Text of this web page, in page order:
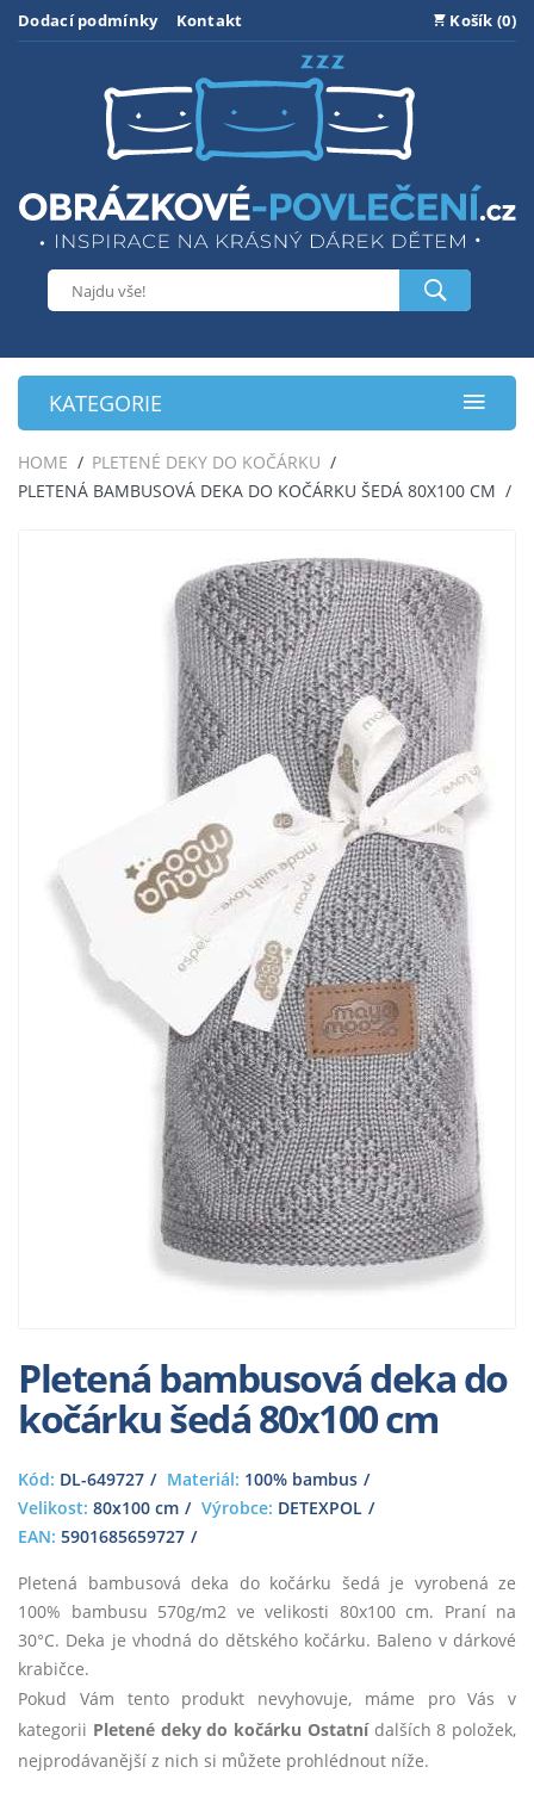
Dodací podmínky Kontakt Košík (0)
KATEGORIE
HOME
PLETENÉ DEKY DO KOČÁRKU
PLETENÁ BAMBUSOVÁ DEKA DO KOČÁRKU ŠEDÁ 80X100 CM
Pletená bambusová deka do
kočárku šedá 80x100 cm
Kód: DL-649727 Materiál: 100% bambus
Velikost: 80x100 cm Výrobce: DETEXPOL
EAN: 5901685659727
Pletená bambusová deka do kočárku šedá je vyrobená ze
100% bambusu 570g/m2 ve velikosti 80x100 cm. Praní na
30°C. Deka je vhodná do dětského kočárku. Baleno v dárkové
krabičce.
Pokud Vám tento produkt nevyhovuje, máme pro Vás v
kategorii Pletené deky do kočárku Ostatnídalších 8 položek,
nejprodávanější z nich si můžete prohlédnout níže.